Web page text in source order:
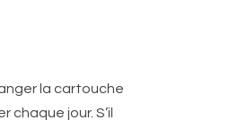
la cartouche
jour. S’il